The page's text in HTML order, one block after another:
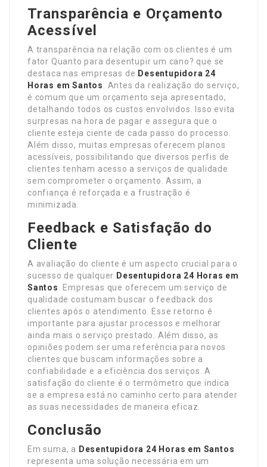
Transparência e Orçamento
Acessível
A transparência na relação com os clientes é um
fator Quanto para desentupir um cano? que se
destaca nas empresas de Desentupidora 24
Horas em Santos
. Antes da realização do serviço,
é comum que um orçamento seja apresentado,
detalhando todos os custos envolvidos. Isso evita
surpresas na hora de pagar e assegura que o
cliente esteja ciente de cada passo do processo.
Além disso, muitas empresas oferecem planos
acessíveis, possibilitando que diversos perfis de
clientes tenham acesso a serviços de qualidade
sem comprometer o orçamento. Assim, a
confiança é reforçada e a frustração é
minimizada.
Feedback e Satisfação do
Cliente
A avaliação do cliente é um aspecto crucial para o
sucesso de qualquer Desentupidora 24 Horas em
Santos
. Empresas que oferecem um serviço de
qualidade costumam buscar o feedback dos
clientes após o atendimento. Esse retorno é
importante para ajustar processos e melhorar
ainda mais o serviço prestado. Além disso, as
opiniões podem ser uma referência para novos
clientes que buscam informações sobre a
confiabilidade e a eficiência dos serviços. A
satisfação do cliente é o termômetro que indica
se a empresa está no caminho certo para atender
as suas necessidades de maneira eficaz.
Conclusão
Em suma, a Desentupidora 24 Horas em Santos
representa uma solução necessária em um